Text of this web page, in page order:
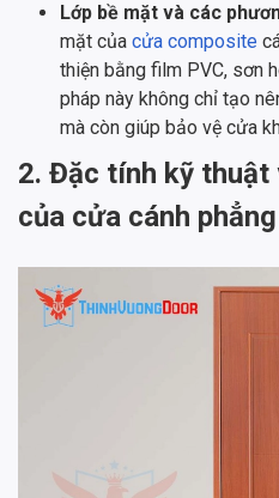
Lớp bề mặt và các
mặt của cửa composite
thiện bằng film PVC, sơn
pháp này không chỉ tạo
mà còn giúp bảo vệ cửa
2. Đặc tính kỹ thuật
của cửa cánh